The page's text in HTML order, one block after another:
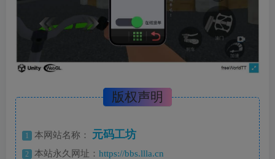
版权声明
1 本网站名称： 元码工坊
2 本站永久网址： https://bbs.llla.cn